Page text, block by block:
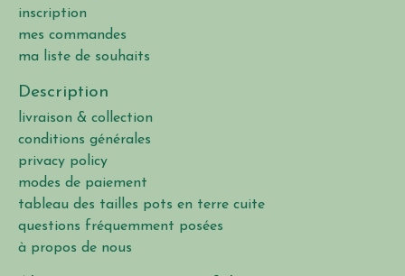
inscription
mes commandes
ma liste de souhaits
Description
livraison & collection
conditions générales
privacy policy
modes de paiement
tableau des tailles pots en terre cuite
questions fréquemment posées
à propos de nous